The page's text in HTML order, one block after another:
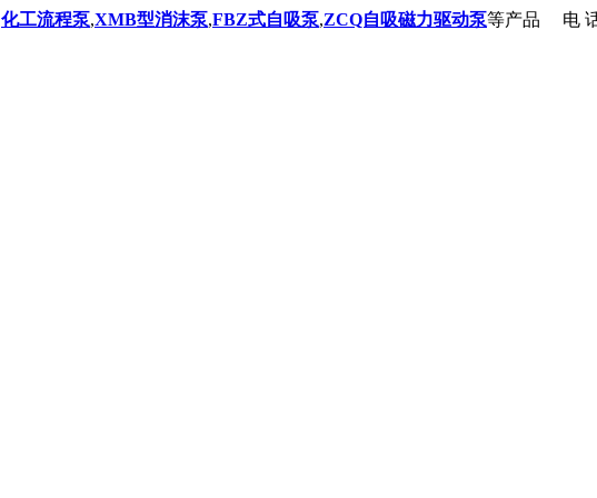
化工流程泵,XMB型消沫泵,FBZ式自吸泵,ZCQ自吸磁力驱动泵等产品
电